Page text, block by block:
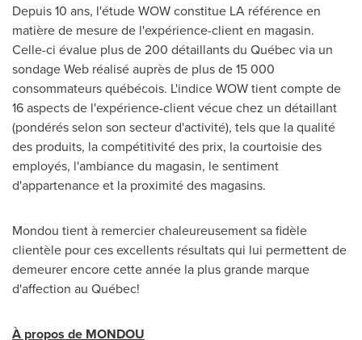
Depuis 10 ans, l'étude WOW constitue LA référence en
matière de mesure de l'expérience-client en magasin.
Celle-ci évalue plus de 200 détaillants du Québec via un
sondage Web réalisé auprès de plus de 15 000
consommateurs québécois. L'indice WOW tient compte de
16 aspects de l'expérience-client vécue chez un détaillant
(pondérés selon son secteur d'activité), tels que la qualité
des produits, la compétitivité des prix, la courtoisie des
employés, l'ambiance du magasin, le sentiment
d'appartenance et la proximité des magasins.
Mondou tient à remercier chaleureusement sa fidèle
clientèle pour ces excellents résultats qui lui permettent de
demeurer encore cette année la plus grande marque
d'affection au Québec!
À propos de MONDOU